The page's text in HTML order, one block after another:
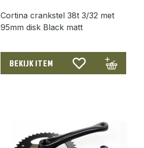
Cortina crankstel 38t 3/32 met
95mm disk Black matt
BEKIJK ITEM